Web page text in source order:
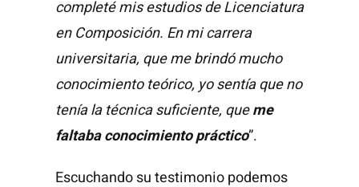
completé mis estudios de Licenciatura
en Composición. En mi carrera
universitaria, que me brindó mucho
conocimiento teórico, yo sentía que no
tenía la técnica suficiente, queme
faltaba conocimiento práctico”.
Escuchando su testimonio podemos